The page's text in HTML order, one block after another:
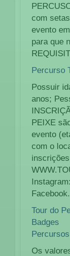
com
evento
para que
Percurso
Possuir
anos;
PEIXE
evento
com o
Tour do
Badges
Percursos
Os